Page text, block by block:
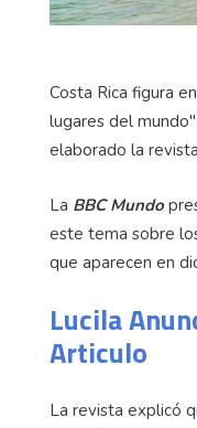
Costa Rica figura
lugares del
elaborado la
La BBC Mundo
este tema sobre
que aparecen en
Lucila
Articulo
La revista explicó